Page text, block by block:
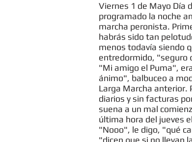
Viernes 1 de Mayo Día
programado la noche
marcha peronista.
habrás sido tan
menos todavía siendo
entredormido, "seguro
"Mi amigo el Puma",
ánimo", balbuceo a
Larga Marcha anterior.
diarios y sin facturas
suena a un mal
última hora del jueves
"Nooo", le digo, "qué
"dicen que si no llevan